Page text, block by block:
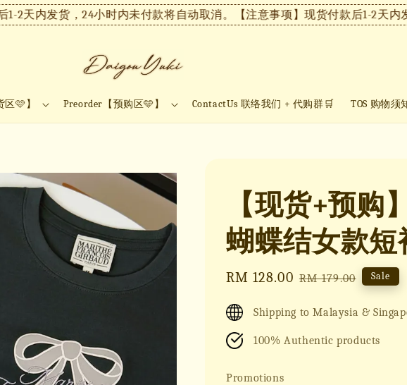
发货，24小时内未付款将自动取消。【注意事项】现货付款后1-2天内发货
🩷】 Preorder【预购区🩵】 ContactUs 联络我们 + 代购群🛒 TOS 购物须
【现货+预购
蝴蝶结女款短
Sale
RM 128.00 Regular
RM 179.00 Sale
Shipping to Malaysia &
100% Authentic products
Promotions